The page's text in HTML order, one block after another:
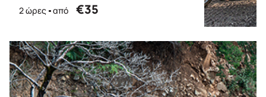
2 ώρες από €35